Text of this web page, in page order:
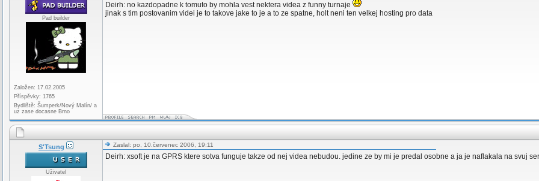
Pad builder
Založen: 17.02.2005
Příspěvky: 1765
Bydliště: Šumperk/Nový Malín/ a
uz zase docasne Brno
Deirh: no kazdopadne k tomuto by mohla vest nektera videa z funny turnaje
jinak s tim postovanim videi je to takove jake to je a to ze spatne, holt neni ten velkej hosting pro data
S'Tsung
Uživatel
Zaslal: po, 10.červenec 2006, 19:11
Deirh: xsoft je na GPRS ktere sotva funguje takze od nej videa nebudou. jedine ze by mi je predal osobne a ja je naflakala na svuj